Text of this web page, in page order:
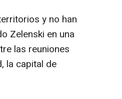
y no han
Zelenski en una
las reuniones
la capital de